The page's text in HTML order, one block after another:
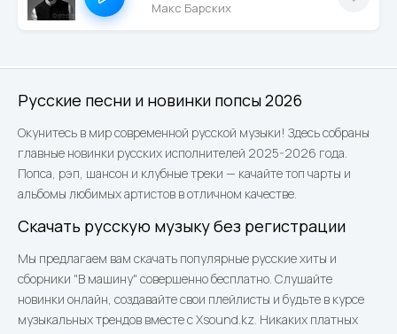
Русские песни и новинки попсы 2026
Окунитесь в мир современной русской музыки! Здесь собраны
главные новинки русских исполнителей 2025-2026 года.
Попса, рэп, шансон и клубные треки — качайте топ чарты и
альбомы любимых артистов в отличном качестве.
Скачать русскую музыку без регистрации
Мы предлагаем вам скачать популярные русские хиты и
сборники "В машину" совершенно бесплатно. Слушайте
новинки онлайн, создавайте свои плейлисты и будьте в курсе
музыкальных трендов вместе с Xsound.kz. Никаких платных
Макс Барских